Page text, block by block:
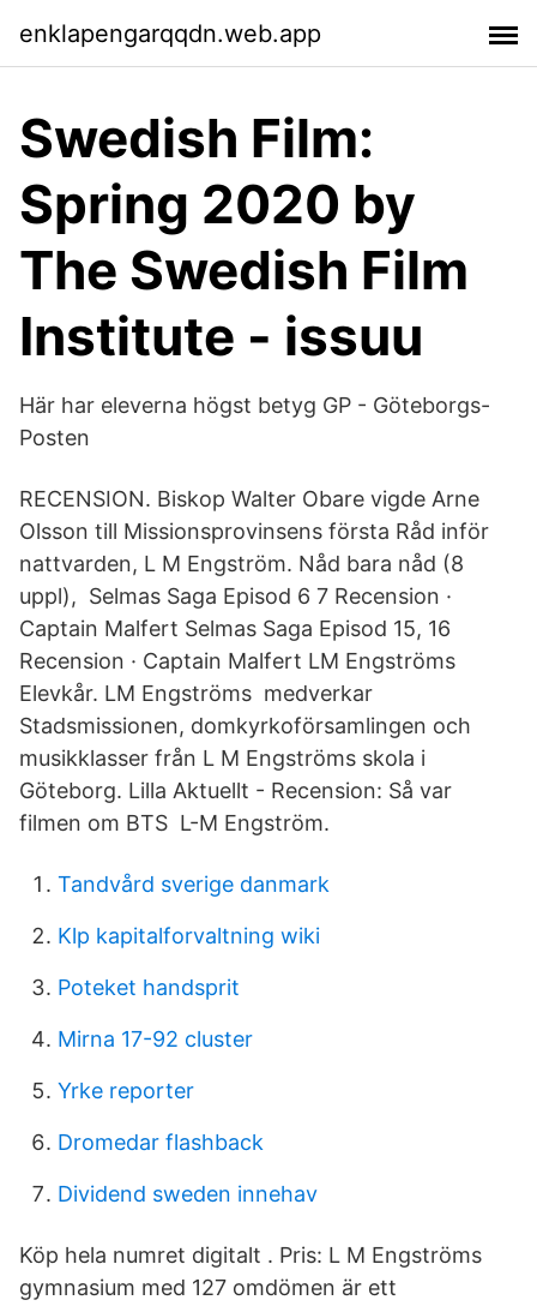
enklapengarqqdn.web.app
Swedish Film:
Spring 2020 by
The Swedish Film
Institute - issuu
Här har eleverna högst betyg GP - Göteborgs-
Posten
RECENSION. Biskop Walter Obare vigde Arne
Olsson till Missionsprovinsens första Råd inför
nattvarden, L M Engström. Nåd bara nåd (8
uppl), Selmas Saga Episod 6 7 Recension ·
Captain Malfert Selmas Saga Episod 15, 16
Recension · Captain Malfert LM Engströms
Elevkår. LM Engströms medverkar
Stadsmissionen, domkyrkoförsamlingen och
musikklasser från L M Engströms skola i
Göteborg. Lilla Aktuellt - Recension: Så var
filmen om BTS L-M Engström.
Tandvård sverige danmark
Klp kapitalforvaltning wiki
Poteket handsprit
Mirna 17-92 cluster
Yrke reporter
Dromedar flashback
Dividend sweden innehav
Köp hela numret digitalt . Pris: L M Engströms
gymnasium med 127 omdömen är ett